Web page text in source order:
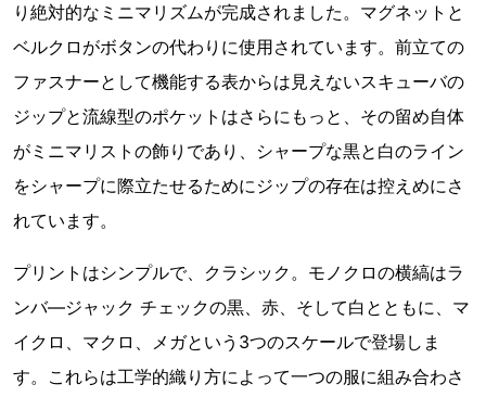
り絶対的なミニマリズムが完成されました。マグネットと
ベルクロがボタンの代わりに使用されています。前立ての
ファスナーとして機能する表からは見えないスキューバの
ジップと流線型のポケットはさらにもっと、その留め自体
がミニマリストの飾りであり、シャープな黒と白のライン
をシャープに際立たせるためにジップの存在は控えめにさ
れています。
プリントはシンプルで、クラシック。モノクロの横縞はラ
ンバ―ジャック チェックの黒、赤、そして白とともに、マ
イクロ、マクロ、メガという3つのスケールで登場しま
す。これらは工学的織り方によって一つの服に組み合わさ